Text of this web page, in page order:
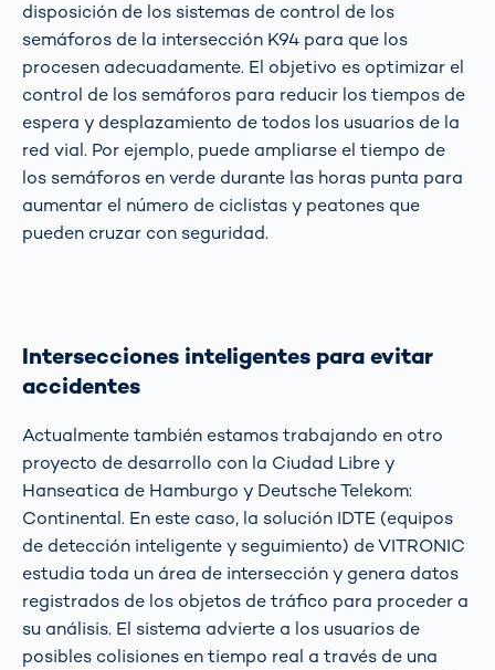
disposición de los sistemas de control de los
semáforos de la intersección K94 para que los
procesen adecuadamente. El objetivo es optimizar el
control de los semáforos para reducir los tiempos de
espera y desplazamiento de todos los usuarios de la
red vial. Por ejemplo, puede ampliarse el tiempo de
los semáforos en verde durante las horas punta para
aumentar el número de ciclistas y peatones que
pueden cruzar con seguridad.
Intersecciones inteligentes para evitar
accidentes
Actualmente también estamos trabajando en otro
proyecto de desarrollo con la Ciudad Libre y
Hanseatica de Hamburgo y Deutsche Telekom:
Continental. En este caso, la solución IDTE (equipos
de detección inteligente y seguimiento) de VITRONIC
estudia toda un área de intersección y genera datos
registrados de los objetos de tráfico para proceder a
su análisis. El sistema advierte a los usuarios de
posibles colisiones en tiempo real a través de una